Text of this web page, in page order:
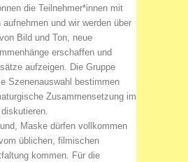
die Teilnehmer*innen mit
aufnehmen und wir werden über
Bild und Ton, neue
erschaffen und
aufzeigen. Die Gruppe
Szenenauswahl bestimmen
Zusammensetzung im
Maske dürfen vollkommen
üblichen, filmischen
kommen. Für die